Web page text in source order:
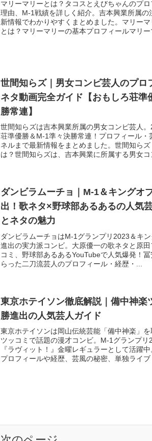
マリーマリーとは？タコスとえびちゃんのプ
理由、M-1戦績を詳しく紹介。吉本興業所属の
新情報でわかりやすくまとめました。マリーマ
とは？マリーマリーの基本プロフィールマリー
世間知らズ｜男女コンビ芸人のプロ
ネタ動画完全ガイド【おもしろ荘準
勝常連】
世間知らズは吉本興業所属の男女コンビ芸人
荘準優勝＆M-1準々決勝常連！プロフィール・
ネルまで最新情報をまとめました。世間知ら
は？世間知らズは、吉本興業に所属する男女コ
ダンビラムーチョ｜M-1＆キングオ
出！歌ネタ×野球部あるあるの人気
とネタの魅力
ダンビラムーチョはM-1グランプリ2023＆キ
進出の実力派コンビ。大原優一の歌ネタと原
コミ、野球部あるあるYouTubeで人気爆発！
らった二刀流芸人のプロフィール・経歴・...
東京ホテイソン徹底解説｜備中神楽
勝進出の人気芸人ガイド
東京ホテイソンは岡山伝統芸能「備中神楽」
ツッコミで話題の漫才コンビ。M-1グランプ
『ラヴィット！』金曜レギュラーとして活躍
プロフィールや経歴、芸風の秘密、単独ライブ